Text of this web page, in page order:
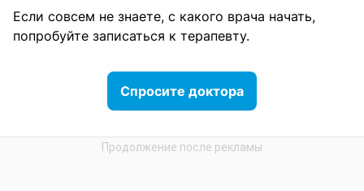
Если совсем не знаете, с какого врача начать,
попробуйте записаться к терапевту.
Спросите доктора